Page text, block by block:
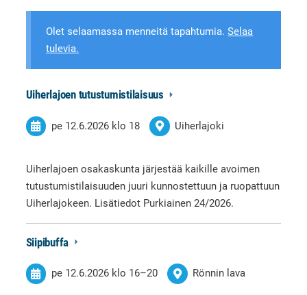
Olet selaamassa menneitä tapahtumia.Selaa
tulevia.
Uiherlajoen tutustumistilaisuus
pe 12.6.2026 klo 18 Uiherlajoki
Uiherlajoen osakaskunta järjestää kaikille avoimen
tutustumistilaisuuden juuri kunnostettuun ja ruopattuun
Uiherlajokeen. Lisätiedot Purkiainen 24/2026.
Siipibuffa
pe 12.6.2026 klo 16–20 Rönnin lava